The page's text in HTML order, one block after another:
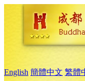
English 簡體中文 繁體